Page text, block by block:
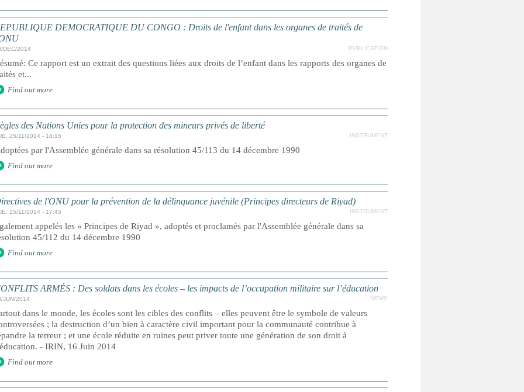
DEMOCRATIQUE DU CONGO : Droits de l'enfant dans les organes de traités de
DEC/2014 PUBLICATION
Ce rapport est un extrait des questions liées aux droits de l’enfant dans les rapports des organes de
et...
Find out more
des Nations Unies pour la protection des mineurs privés de liberté
25/11/2014 - 18:15 INSTRUMENT
par l'Assemblée générale dans sa résolution 45/113 du 14 décembre 1990
Find out more
de l'ONU pour la prévention de la délinquance juvénile (Principes directeurs de Riyad)
25/11/2014 - 17:45 INSTRUMENT
appelés les « Principes de Riyad », adoptés et proclamés par l'Assemblée générale dans sa
45/112 du 14 décembre 1990
Find out more
ARMÉS : Des soldats dans les écoles – les impacts de l’occupation militaire sur l’éducation
JUN/2014 NEWS
dans le monde, les écoles sont les cibles des conflits – elles peuvent être le symbole de valeurs
; la destruction d’un bien à caractère civil important pour la communauté contribue à
la terreur ; et une école réduite en ruines peut priver toute une génération de son droit à
- IRIN, 16 Juin 2014
Find out more